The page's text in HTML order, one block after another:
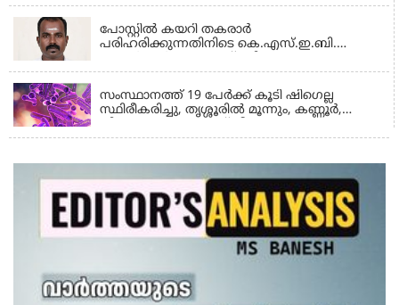
പോസ്റ്റിൽ കയറി തകരാർ
പരിഹരിക്കുന്നതിനിടെ കെ.എസ്.ഇ.ബി.
സംസ്ഥാനത്ത് 19 പേർക്ക് കൂടി ഷിഗെല്ല
സ്ഥിരീകരിച്ചു, തൃശ്ശൂരിൽ മൂന്നും, കണ്ണൂർ,